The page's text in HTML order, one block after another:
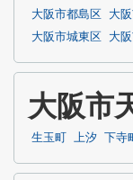
大阪市都島区 大
大阪市城東区
大
大阪市
生玉町 上汐 下寺町